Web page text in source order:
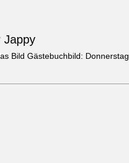
Jappy
Bild Gästebuchbild: Donnerstag